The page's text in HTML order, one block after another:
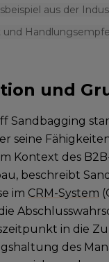
aus der
und
und
Sandbagging
seine
Kontext des
beschreibt
im CRM-System
in die
des